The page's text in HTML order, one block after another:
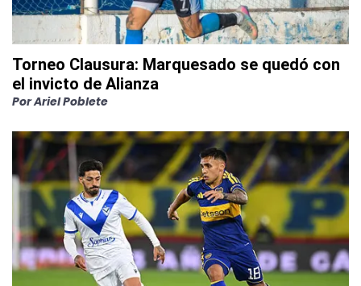
Torneo Clausura: Marquesado se quedó con
el invicto de Alianza
PorAriel Poblete